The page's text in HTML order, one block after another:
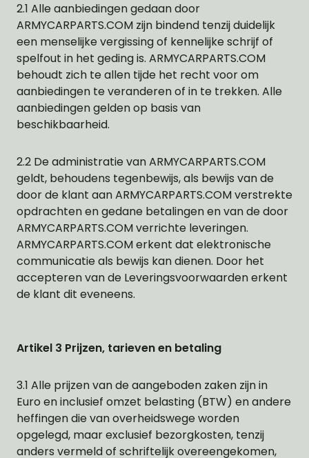
2.1 Alle aanbiedingen gedaan door
ARMYCARPARTS.COM zijn bindend tenzij duidelijk
een menselijke vergissing of kennelijke schrijf of
spelfout in het geding is. ARMYCARPARTS.COM
behoudt zich te allen tijde het recht voor om
aanbiedingen te veranderen of in te trekken. Alle
aanbiedingen gelden op basis van
beschikbaarheid.
2.2 De administratie van ARMYCARPARTS.COM
geldt, behoudens tegenbewijs, als bewijs van de
door de klant aan ARMYCARPARTS.COM verstrekte
opdrachten en gedane betalingen en van de door
ARMYCARPARTS.COM verrichte leveringen.
ARMYCARPARTS.COM erkent dat elektronische
communicatie als bewijs kan dienen. Door het
accepteren van de Leveringsvoorwaarden erkent
de klant dit eveneens.
Artikel 3 Prijzen, tarieven en betaling
3.1 Alle prijzen van de aangeboden zaken zijn in
Euro en inclusief omzet belasting (BTW) en andere
heffingen die van overheidswege worden
opgelegd, maar exclusief bezorgkosten, tenzij
anders vermeld of schriftelijk overeengekomen,